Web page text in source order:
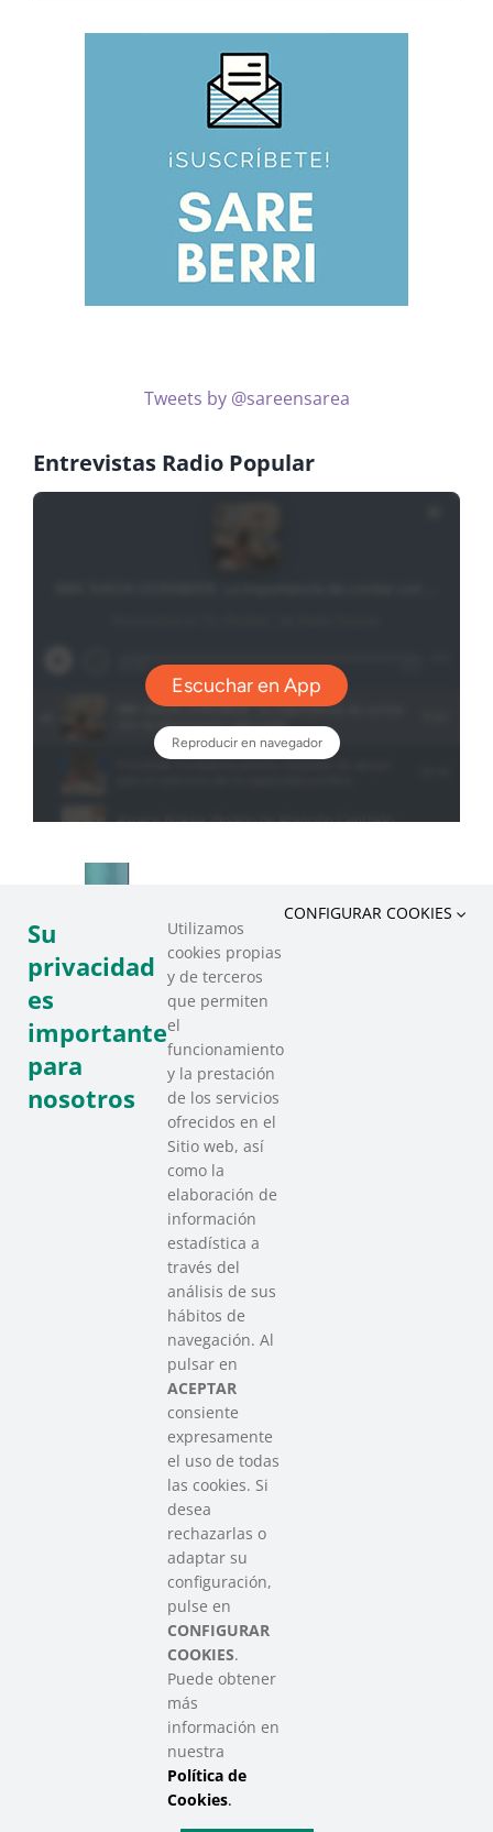
Tweets by @sareensarea
Entrevistas Radio Popular
SAREEN SAREA
Asociación que agrupa a las redes
del Tercer Sector Social en Euskadi
Contacto
info@sareensarea.eu
Iparraguirre, 9 lonja – 48009 Bilbao
946 569 230
Colabora
SAREEN SAREA Euskadiko Hirugarren Sektore Soziala – Tercer
Sector Social de Euskadi
Su
privacidad
es
importante
para
nosotros
Utilizamos
cookies propias
y de terceros
que permiten
el
funcionamiento
y la prestación
de los servicios
ofrecidos en el
Sitio web, así
como la
elaboración de
información
estadística a
través del
análisis de sus
hábitos de
navegación. Al
pulsar en
ACEPTAR
consiente
expresamente
el uso de todas
las cookies. Si
desea
rechazarlas o
adaptar su
configuración,
pulse en
CONFIGURAR
COOKIES.
Puede obtener
más
información en
nuestra
Política de
Cookies.
CONFIGURAR COOKIES